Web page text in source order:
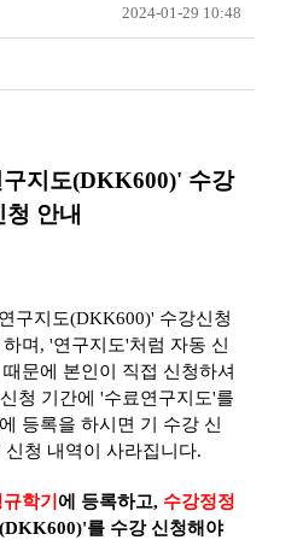
2024-01-29 10:48
지도(DKK600)' 수강
청 안내
구지도(DKK600)' 수강신청
며, '연구지도'처럼 자동 신
문에 본인이 직접 신청하셔
청 기간에 '수료연구지도'를
등록을 하시면 기 수강 신
청 내역이 사라집니다.
학기 에 등록하고, 수강정정
를 수강 신청해야